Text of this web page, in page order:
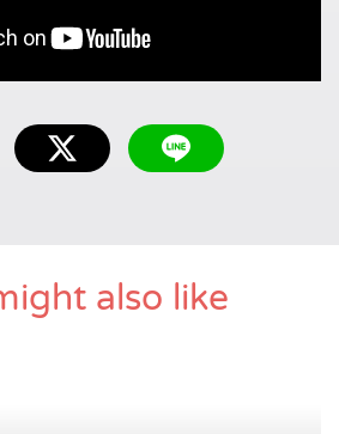
also like